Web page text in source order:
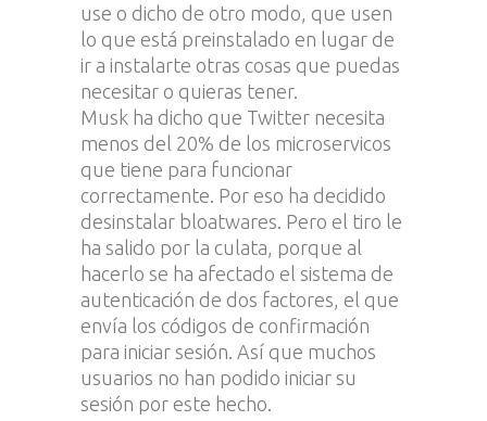
use o dicho de otro modo, que usen
lo que está preinstalado en lugar de
ir a instalarte otras cosas que puedas
necesitar o quieras tener.
Musk ha dicho que Twitter necesita
menos del 20% de los microservicos
que tiene para funcionar
correctamente. Por eso ha decidido
desinstalar bloatwares. Pero el tiro le
ha salido por la culata, porque al
hacerlo se ha afectado el sistema de
autenticación de dos factores, el que
envía los códigos de confirmación
para iniciar sesión. Así que muchos
usuarios no han podido iniciar su
sesión por este hecho.